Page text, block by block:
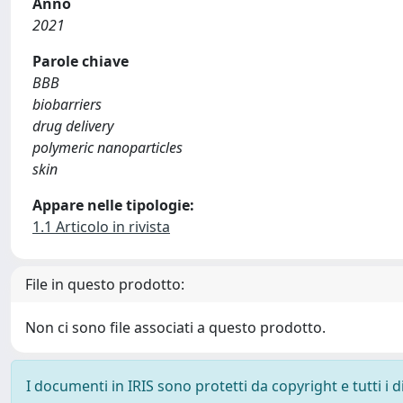
2021
Parole chiave
BBB
biobarriers
drug delivery
polymeric nanoparticles
skin
Appare nelle tipologie:
1.1 Articolo in rivista
File in questo prodotto:
Non ci sono file associati a questo prodotto.
I documenti in IRIS sono protetti da copyright e tutti i